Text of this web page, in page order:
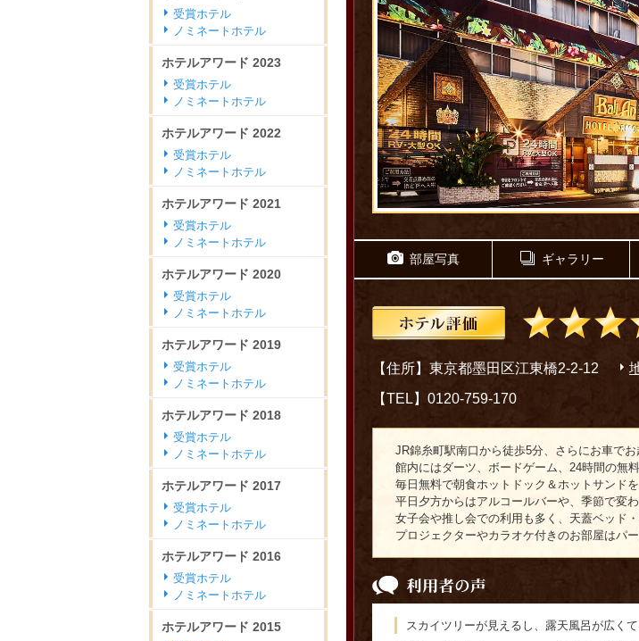
部屋写真 ギャラリー
【住所】東京都墨田区江東橋2-2-12
【TEL】0120-759-170
JR錦糸町駅南口から徒歩5分、さらにお車で
館内にはダーツ、ボードゲーム、24時間の無
毎日無料で朝食ホットドック＆ホットサンド
平日夕方からはアルコールバーや、季節で変
女子会や推し会での利用も多く、天蓋ベッド
プロジェクターやカラオケ付きのお部屋はパ
スカイツリーが見えるし、露天風呂が広くて
受賞ホテル
ノミネートホテル
ホテルアワード 2023
受賞ホテル
ノミネートホテル
ホテルアワード 2022
受賞ホテル
ノミネートホテル
ホテルアワード 2021
受賞ホテル
ノミネートホテル
ホテルアワード 2020
受賞ホテル
ノミネートホテル
ホテルアワード 2019
受賞ホテル
ノミネートホテル
ホテルアワード 2018
受賞ホテル
ノミネートホテル
ホテルアワード 2017
受賞ホテル
ノミネートホテル
ホテルアワード 2016
受賞ホテル
ノミネートホテル
ホテルアワード 2015